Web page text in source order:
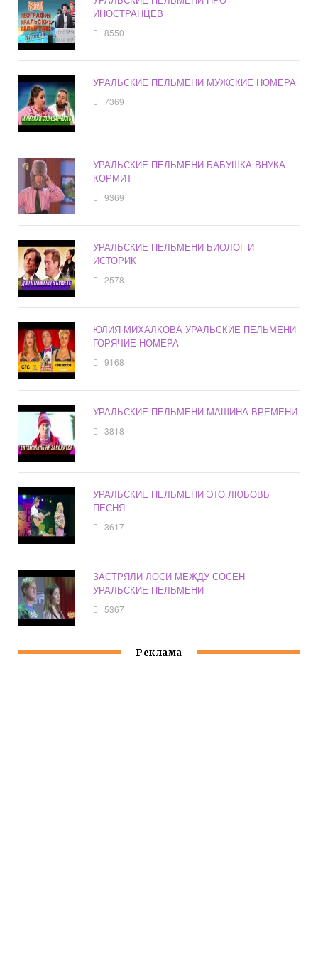
ИНОСТРАНЦЕВ
8550
УРАЛЬСКИЕ ПЕЛЬМЕНИ МУЖСКИЕ НОМЕРА
7369
УРАЛЬСКИЕ ПЕЛЬМЕНИ БАБУШКА ВНУКА
КОРМИТ
9369
УРАЛЬСКИЕ ПЕЛЬМЕНИ БИОЛОГ И
ИСТОРИК
2578
ЮЛИЯ МИХАЛКОВА УРАЛЬСКИЕ ПЕЛЬМЕНИ
ГОРЯЧИЕ НОМЕРА
9168
УРАЛЬСКИЕ ПЕЛЬМЕНИ МАШИНА ВРЕМЕНИ
3818
УРАЛЬСКИЕ ПЕЛЬМЕНИ ЭТО ЛЮБОВЬ
ПЕСНЯ
3617
ЗАСТРЯЛИ ЛОСИ МЕЖДУ СОСЕН
УРАЛЬСКИЕ ПЕЛЬМЕНИ
5367
Реклама